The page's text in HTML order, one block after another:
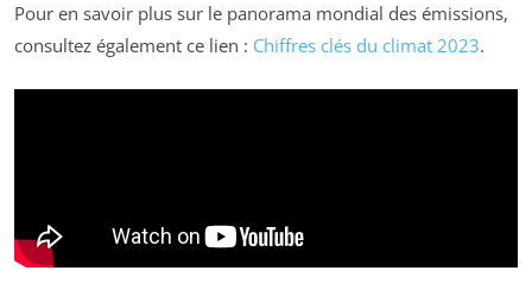
Pour en savoir plus sur le panorama mondial des émissions,
consultez également ce lien : Chiffres clés du climat 2023.